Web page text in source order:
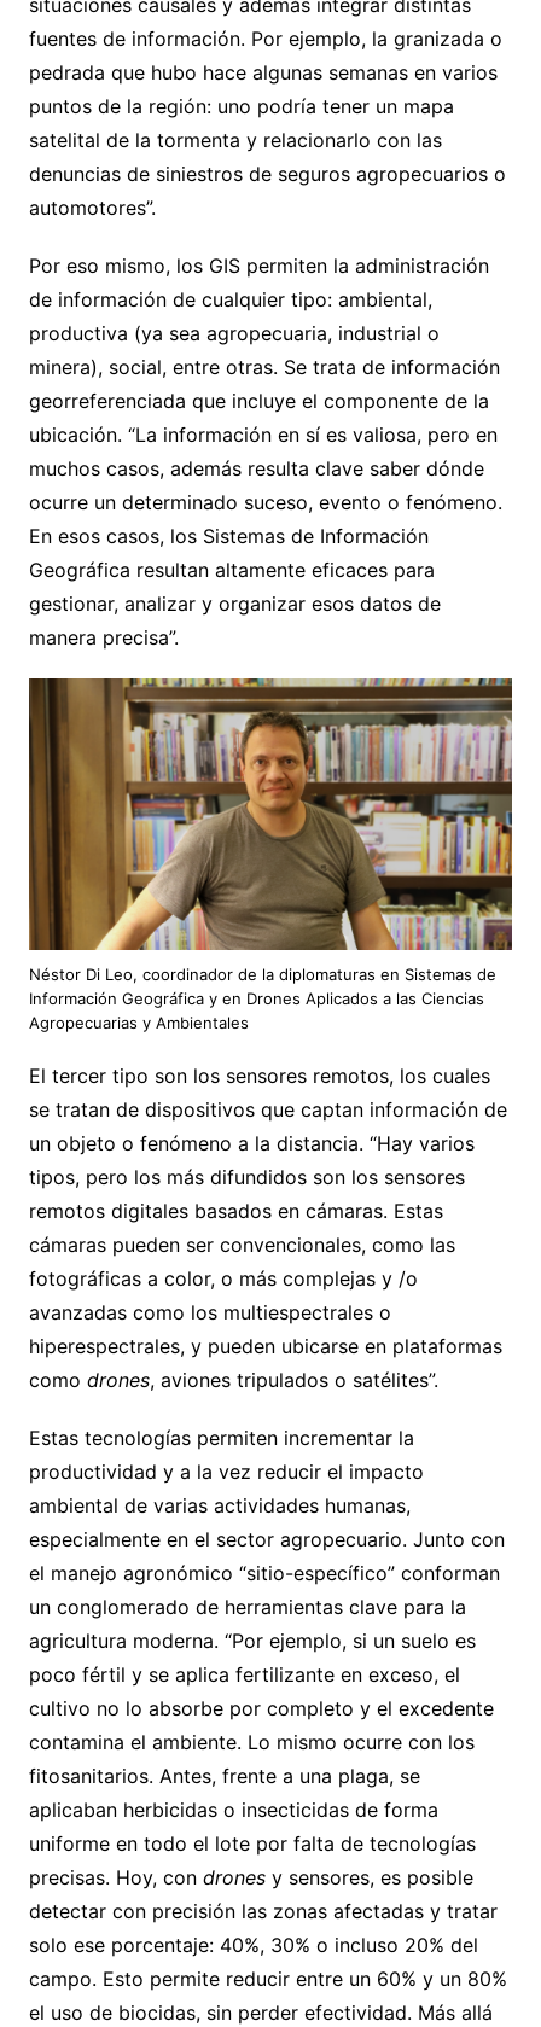
situaciones causales y además integrar distintas
fuentes de información. Por ejemplo, la granizada o
pedrada que hubo hace algunas semanas en varios
puntos de la región: uno podría tener un mapa
satelital de la tormenta y relacionarlo con las
denuncias de siniestros de seguros agropecuarios o
automotores”.
Por eso mismo, los GIS permiten la administración
de información de cualquier tipo: ambiental,
productiva (ya sea agropecuaria, industrial o
minera), social, entre otras. Se trata de información
georreferenciada que incluye el componente de la
ubicación. “La información en sí es valiosa, pero en
muchos casos, además resulta clave saber dónde
ocurre un determinado suceso, evento o fenómeno.
En esos casos, los Sistemas de Información
Geográfica resultan altamente eficaces para
gestionar, analizar y organizar esos datos de
manera precisa”.
Néstor Di Leo, coordinador de la diplomaturas en Sistemas de
Información Geográfica y en Drones Aplicados a las Ciencias
Agropecuarias y Ambientales
El tercer tipo son los sensores remotos, los cuales
se tratan de dispositivos que captan información de
un objeto o fenómeno a la distancia. “Hay varios
tipos, pero los más difundidos son los sensores
remotos digitales basados en cámaras. Estas
cámaras pueden ser convencionales, como las
fotográficas a color, o más complejas y /o
avanzadas como los multiespectrales o
hiperespectrales, y pueden ubicarse en plataformas
como drones, aviones tripulados o satélites”.
Estas tecnologías permiten incrementar la
productividad y a la vez reducir el impacto
ambiental de varias actividades humanas,
especialmente en el sector agropecuario. Junto con
el manejo agronómico “sitio-específico” conforman
un conglomerado de herramientas clave para la
agricultura moderna. “Por ejemplo, si un suelo es
poco fértil y se aplica fertilizante en exceso, el
cultivo no lo absorbe por completo y el excedente
contamina el ambiente. Lo mismo ocurre con los
fitosanitarios. Antes, frente a una plaga, se
aplicaban herbicidas o insecticidas de forma
uniforme en todo el lote por falta de tecnologías
precisas. Hoy, con drones y sensores, es posible
detectar con precisión las zonas afectadas y tratar
solo ese porcentaje: 40%, 30% o incluso 20% del
campo. Esto permite reducir entre un 60% y un 80%
el uso de biocidas, sin perder efectividad. Más allá